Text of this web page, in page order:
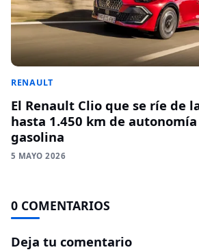
RENAULT
El Renault Clio que se ríe de
hasta 1.450 km de autonomía
gasolina
5 MAYO 2026
0 COMENTARIOS
Deja tu comentario